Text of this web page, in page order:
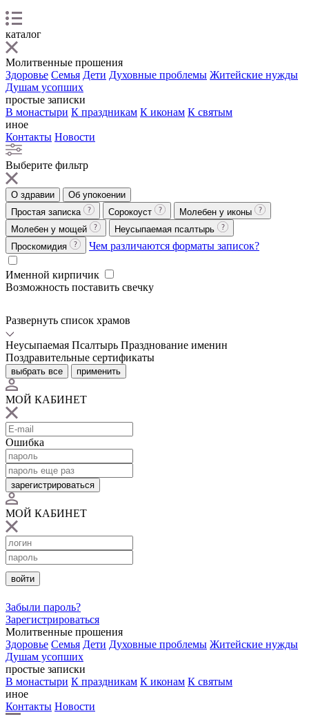
каталог
Молитвенные прошения
Здоровье Семья Дети Духовные проблемы Житейские нужды
Душам усопших
простые записки
В монастыри К праздникам К иконам К святым
иное
Контакты Новости
Выберите фильтр
О здравии
Об упокоении
Простая записка
Сорокоуст
Молебен у иконы
Молебен у мощей
Неусыпаемая псалтырь
Проскомидия
Чем различаются форматы записок?
Именной кирпичик
Возможность поставить свечку
Развернуть список храмов
Неусыпаемая Псалтырь Празднование именин
Поздравительные сертификаты
выбрать все применить
МОЙ КАБИНЕТ
Ошибка
зарегистрироваться
МОЙ КАБИНЕТ
войти
Забыли пароль?
Зарегистрироваться
Молитвенные прошения
Здоровье Семья Дети Духовные проблемы Житейские нужды
Душам усопших
простые записки
В монастыри К праздникам К иконам К святым
иное
Контакты Новости